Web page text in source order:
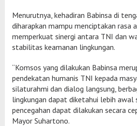
Menurutnya, kehadiran Babinsa di
diharapkan mampu menciptakan rasa
memperkuat sinergi antara TNI dan
stabilitas keamanan lingkungan.
“Komsos yang dilakukan Babinsa
pendekatan humanis TNI kepada
silaturahmi dan dialog langsung,
lingkungan dapat diketahui lebih awal
pencegahan dapat dilakukan secara
Mayor Suhartono.